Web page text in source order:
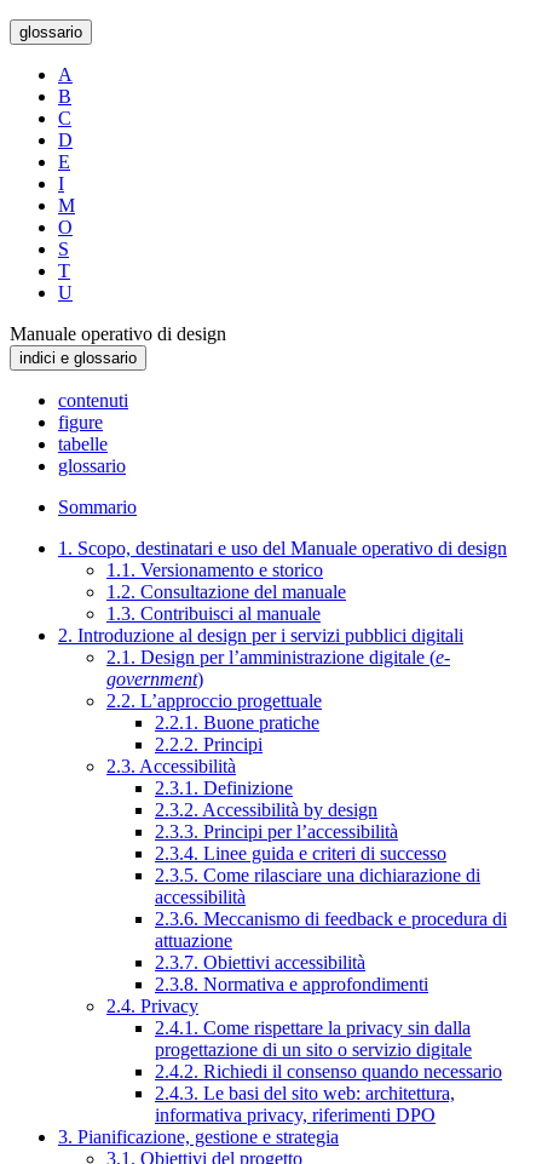
glossario
A
B
C
D
E
I
M
O
S
T
U
Manuale operativo di design
indici e glossario
contenuti
figure
tabelle
glossario
Sommario
1. Scopo, destinatari e uso del Manuale operativo di design
1.1. Versionamento e storico
1.2. Consultazione del manuale
1.3. Contribuisci al manuale
2. Introduzione al design per i servizi pubblici digitali
2.1. Design per l’amministrazione digitale (e-
government)
2.2. L’approccio progettuale
2.2.1. Buone pratiche
2.2.2. Principi
2.3. Accessibilità
2.3.1. Definizione
2.3.2. Accessibilità by design
2.3.3. Principi per l’accessibilità
2.3.4. Linee guida e criteri di successo
2.3.5. Come rilasciare una dichiarazione di
accessibilità
2.3.6. Meccanismo di feedback e procedura di
attuazione
2.3.7. Obiettivi accessibilità
2.3.8. Normativa e approfondimenti
2.4. Privacy
2.4.1. Come rispettare la privacy sin dalla
progettazione di un sito o servizio digitale
2.4.2. Richiedi il consenso quando necessario
2.4.3. Le basi del sito web: architettura,
informativa privacy, riferimenti DPO
3. Pianificazione, gestione e strategia
3.1. Obiettivi del progetto